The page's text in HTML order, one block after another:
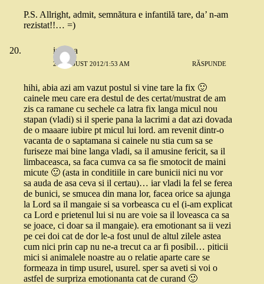
P.S. Allright, admit, semnătura e infantilă tare, da’ n-am
rezistat!!… =)
iuliana
27 AUGUST 2012/1:53 AM RĂSPUNDE
hihi, abia azi am vazut postul si vine tare la fix 🙂
cainele meu care era destul de des certat/mustrat de am
zis ca ramane cu sechele ca latra fix langa micul nou
stapan (vladi) si il sperie pana la lacrimi a dat azi dovada
de o maaare iubire pt micul lui lord. am revenit dintr-o
vacanta de o saptamana si cainele nu stia cum sa se
furiseze mai bine langa vladi, sa il amusine fericit, sa il
limbaceasca, sa faca cumva ca sa fie smotocit de maini
micute 🙂 (asta in conditiile in care bunicii nici nu vor
sa auda de asa ceva si il certau)… iar vladi la fel se ferea
de bunici, se smucea din mana lor, facea orice sa ajunga
la Lord sa il mangaie si sa vorbeasca cu el (i-am explicat
ca Lord e prietenul lui si nu are voie sa il loveasca ca sa
se joace, ci doar sa il mangaie). era emotionant sa ii vezi
pe cei doi cat de dor le-a fost unul de altul zilele astea
cum nici prin cap nu ne-a trecut ca ar fi posibil… piticii
mici si animalele noastre au o relatie aparte care se
formeaza in timp usurel, usurel. sper sa aveti si voi o
astfel de surpriza emotionanta cat de curand 🙂